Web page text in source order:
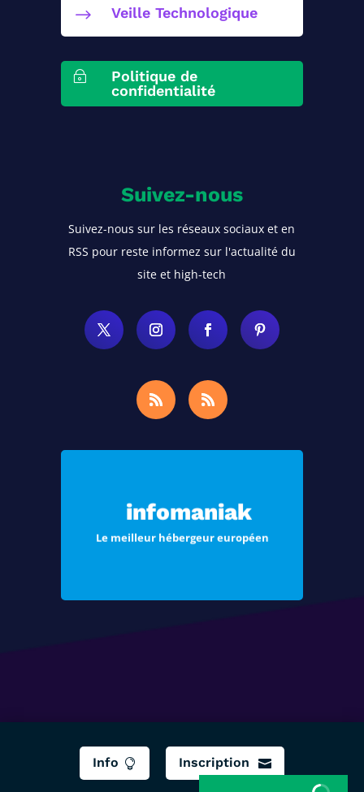
$ Veille Technologique
~
Politique de
confidentialité
Suivez-nous
Suivez-nous sur les réseaux sociaux et en
RSS pour reste informez sur l'actualité du
site et high-tech
infomaniak
Le meilleur hébergeur européen
hébergement pour vos sites Web et
vos e-mails
Info  Inscription 